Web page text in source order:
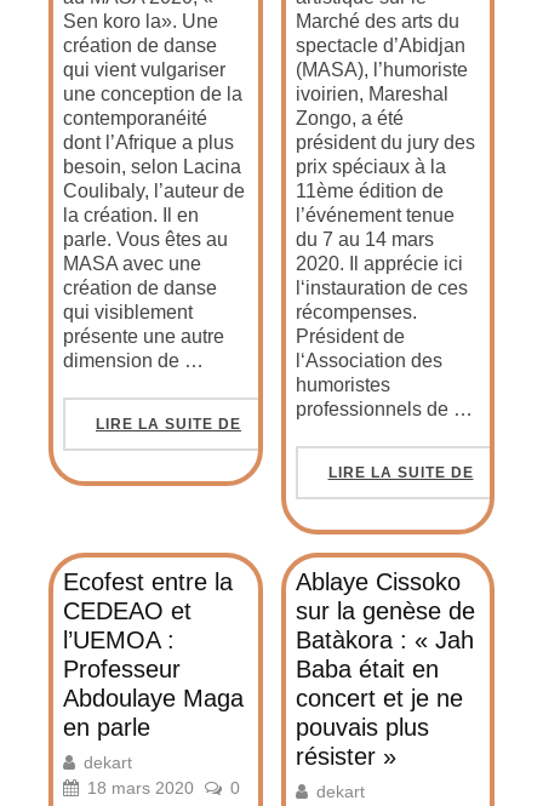
Sen koro la». Une
création de danse
qui vient vulgariser
une conception de la
contemporanéité
dont l’Afrique a plus
besoin, selon Lacina
Coulibaly, l’auteur de
la création. Il en
parle. Vous êtes au
MASA avec une
création de danse
qui visiblement
présente une autre
dimension de …
LIRE LA SUITE DE
Marché des arts du
spectacle d’Abidjan
(MASA), l’humoriste
ivoirien, Mareshal
Zongo, a été
président du jury des
prix spéciaux à la
11ème édition de
l’événement tenue
du 7 au 14 mars
2020. Il apprécie ici
l‘instauration de ces
récompenses.
Président de
l‘Association des
humoristes
professionnels de …
LIRE LA SUITE DE
Ecofest entre la
CEDEAO et
l’UEMOA :
Professeur
Abdoulaye Maga
en parle
dekart
18 mars 2020
0
Ablaye Cissoko
sur la genèse de
Batàkora : « Jah
Baba était en
concert et je ne
pouvais plus
résister »
dekart